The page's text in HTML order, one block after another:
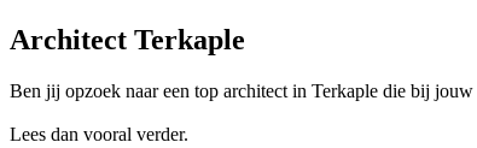
Architect Terkaple
Ben jij opzoek naar een top architect in Terkaple die bij
Lees dan vooral verder.